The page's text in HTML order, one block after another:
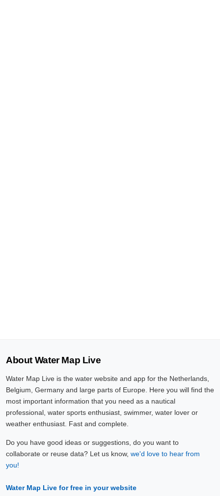
About Water Map Live
Water Map Live is the water website and app for the Netherlands,
Belgium, Germany and large parts of Europe. Here you will find the
most important information that you need as a nautical
professional, water sports enthusiast, swimmer, water lover or
weather enthusiast. Fast and complete.
Do you have good ideas or suggestions, do you want to
collaborate or reuse data? Let us know, we'd love to hear from
you!
Water Map Live for free in your website